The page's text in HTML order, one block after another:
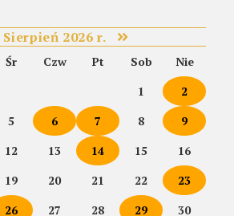
Sierpień 2026 r.
Śr Czw Pt Sob
Nie
1
2
5 6 7 8
9
12 13 14 15
16
19 20 21 22
23
26 27 28 29 30